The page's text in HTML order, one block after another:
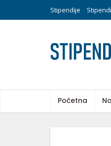
Stipendije
Početna